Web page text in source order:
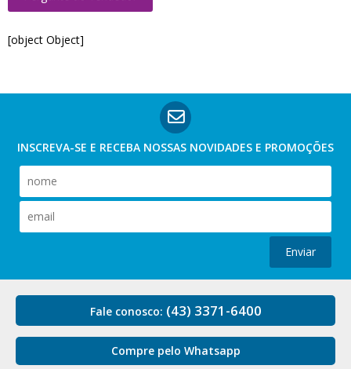
[object Object]
INSCREVA-SE E RECEBA NOSSAS NOVIDADES E PROMOÇÕES
Enviar
Fale conosco: (43) 3371-6400
Compre pelo Whatsapp